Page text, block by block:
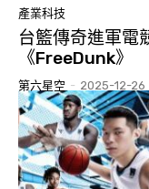
產業科技
台籃傳奇進軍電
《FreeDunk》
第六星空 - 2025-12-26